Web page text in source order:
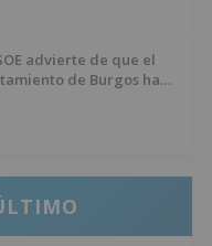
advierte de que el
de Burgos ha